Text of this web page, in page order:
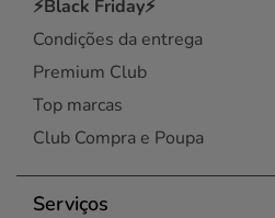
⚡Black Friday⚡
Condições da entrega
Premium Club
Top marcas
Club Compra e Poupa
Serviços